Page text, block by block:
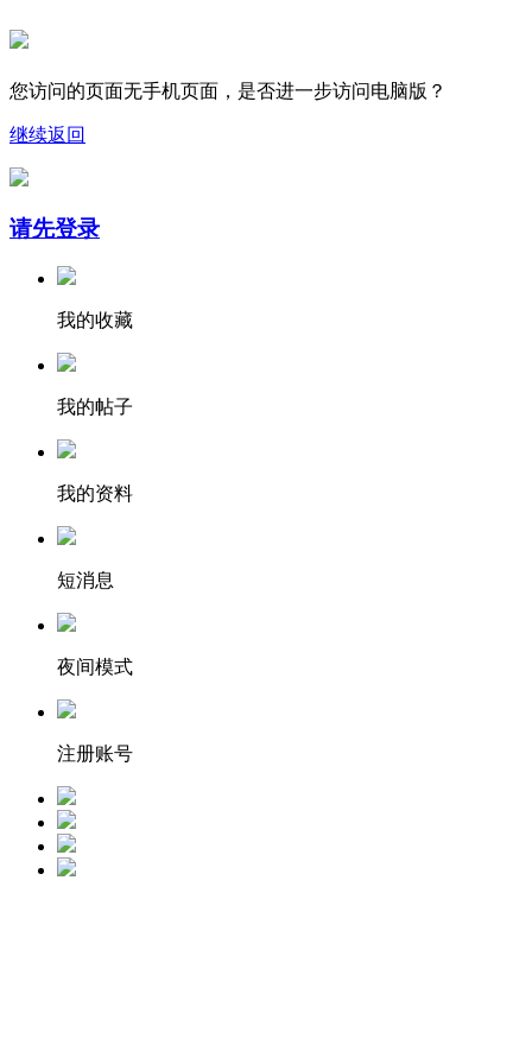
您访问的页面无手机页面，是否进一步访问电脑版？
继续返回
请先登录
我的收藏
我的帖子
我的资料
短消息
夜间模式
注册账号